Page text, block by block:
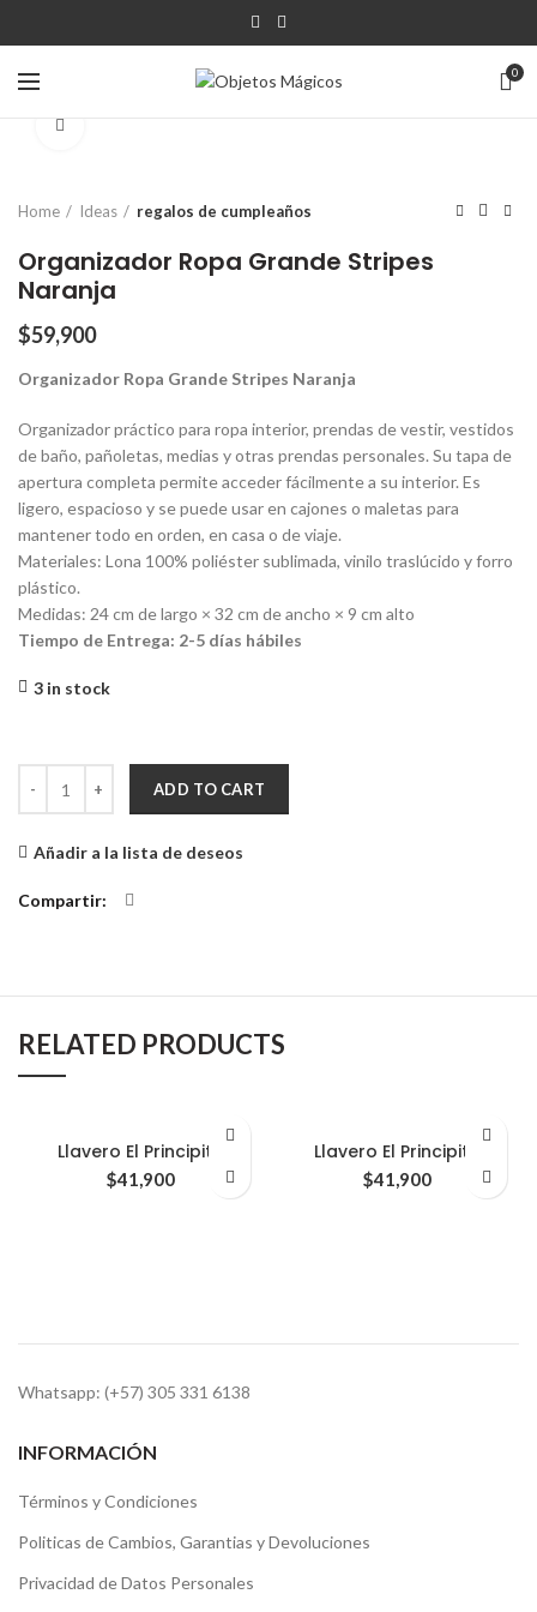
0
Home Ideas regalos de cumpleaños
Organizador Ropa Grande Stripes
Naranja
$59,900
Organizador Ropa Grande Stripes Naranja
Organizador práctico para ropa interior, prendas de vestir, vestidos
de baño, pañoletas, medias y otras prendas personales. Su tapa de
apertura completa permite acceder fácilmente a su interior. Es
ligero, espacioso y se puede usar en cajones o maletas para
mantener todo en orden, en casa o de viaje.
Materiales: Lona 100% poliéster sublimada, vinilo traslúcido y forro
plástico.
Medidas: 24 cm de largo × 32 cm de ancho × 9 cm alto
Tiempo de Entrega: 2-5 días hábiles
3 in stock
ADD TO CART
Añadir a la lista de deseos
Compartir
RELATED PRODUCTS
Llavero El Principito
$41,900
Llavero El Principito
$41,900
Whatsapp: (+57) 305 331 6138
INFORMACIÓN
Términos y Condiciones
Politicas de Cambios, Garantias y Devoluciones
Privacidad de Datos Personales